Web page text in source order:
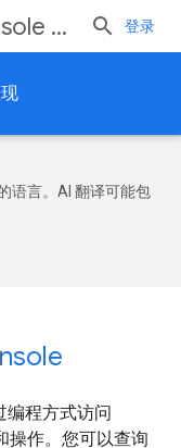
API 登录
语言。AI 翻译可能包
编程方式访问
操作。您可以查询